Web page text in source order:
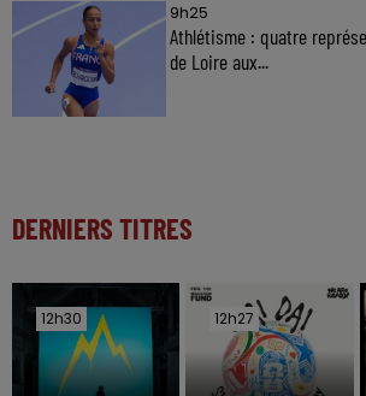
9h25
Athlétisme : quatre
de Loire aux...
DERNIERS TITRES
12h30
12h30 12h27
12h27